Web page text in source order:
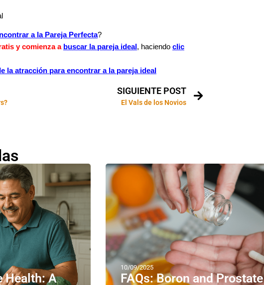
a la Pareja Perfecta?
y comienza a buscar la pareja ideal , haciendo clic
la atracción para encontrar a la pareja ideal
SIGUIENTE POST
El Vals de los Novios
Health: A
10/09/2025
FAQs: Boron and Prostate